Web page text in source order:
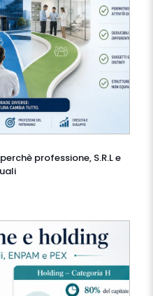
professione, S.R.L e